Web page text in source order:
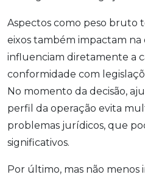
Aspectos como peso bruto
eixos também impactam na
influenciam diretamente a
conformidade com
No momento da decisão,
perfil da operação evita
problemas jurídicos, que
significativos.
Por último, mas não menos